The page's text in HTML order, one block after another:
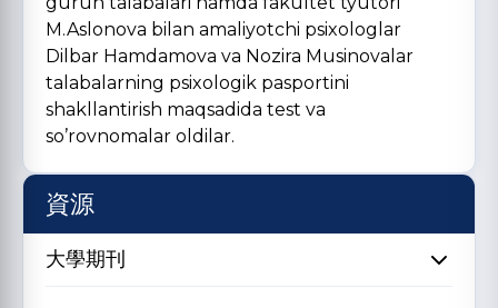
M.Aslonova bilan amaliyotchi psixologlar
Dilbar Hamdamova va Nozira Musinovalar
talabalarning psixologik pasportini
shakllantirish maqsadida test va
so’rovnomalar oldilar.
資源
大學期刊